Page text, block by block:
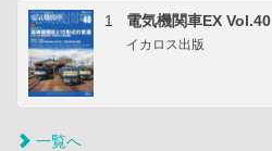
1 電気機関車EX Vol.40
イカロス出版
一覧へ